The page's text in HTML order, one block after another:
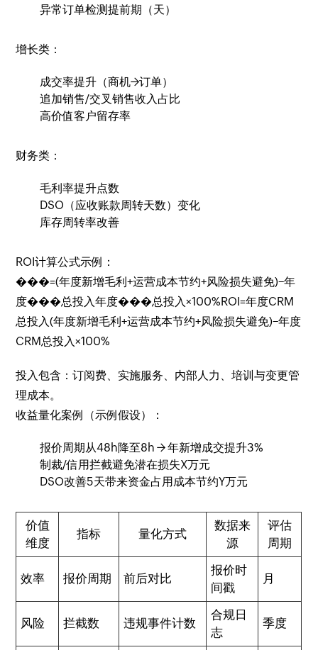
异常订单检测提前期（天）
增长类：
成交率提升（商机→订单）
追加销售/交叉销售收入占比
高价值客户留存率
财务类：
毛利率提升点数
DSO（应收账款周转天数）变化
库存周转率改善
ROI计算公式示例：
���=(年度新增毛利+运营成本节约+风险损失避免)−年
度���总投入年度���总投入×100%ROI=年度CRM
总投入(年度新增毛利+运营成本节约+风险损失避免)−年度
CRM总投入​×100%
投入包含：订阅费、实施服务、内部人力、培训与变更管
理成本。
收益量化案例（示例假设）：
报价周期从48h降至8h → 年新增成交提升3%
制裁/信用拦截避免潜在损失X万元
DSO改善5天带来资金占用成本节约Y万元
价值
维度
指标 量化方式
数据来
源
评估
周期
效率 报价周期 前后对比
报价时
间戳
月
风险 拦截数 违规事件计数
合规日
志
季度